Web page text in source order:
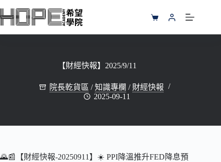
至
購
物
【財經快報】2025/9/11
院長乾貨區 /知識專欄 / 財經快報
2025-09-11
🌄📰【財經快報-20250911】☀️ PPI降溫推升FED降息預